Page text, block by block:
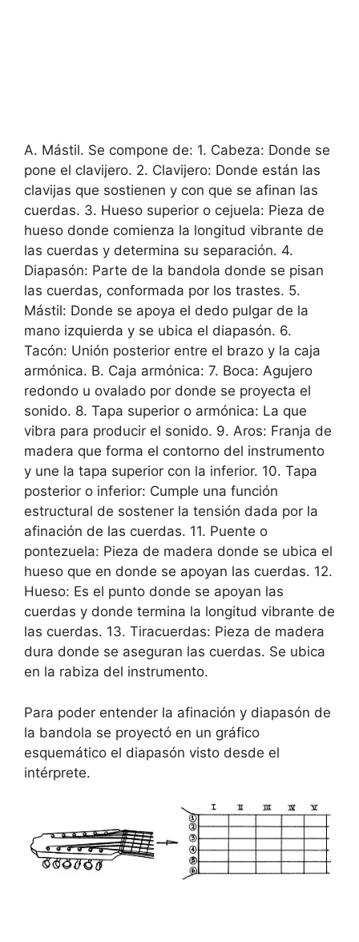
A. Mástil. Se compone de: 1. Cabeza: Donde se
pone el clavijero. 2. Clavijero: Donde están las
clavijas que sostienen y con que se afinan las
cuerdas. 3. Hueso superior o cejuela: Pieza de
hueso donde comienza la longitud vibrante de
las cuerdas y determina su separación. 4.
Diapasón: Parte de la bandola donde se pisan
las cuerdas, conformada por los trastes. 5.
Mástil: Donde se apoya el dedo pulgar de la
mano izquierda y se ubica el diapasón. 6.
Tacón: Unión posterior entre el brazo y la caja
armónica. B. Caja armónica: 7. Boca: Agujero
redondo u ovalado por donde se proyecta el
sonido. 8. Tapa superior o armónica: La que
vibra para producir el sonido. 9. Aros: Franja de
madera que forma el contorno del instrumento
y une la tapa superior con la inferior. 10. Tapa
posterior o inferior: Cumple una función
estructural de sostener la tensión dada por la
afinación de las cuerdas. 11. Puente o
pontezuela: Pieza de madera donde se ubica el
hueso que en donde se apoyan las cuerdas. 12.
Hueso: Es el punto donde se apoyan las
cuerdas y donde termina la longitud vibrante de
las cuerdas. 13. Tiracuerdas: Pieza de madera
dura donde se aseguran las cuerdas. Se ubica
en la rabiza del instrumento.
Para poder entender la afinación y diapasón de
la bandola se proyectó en un gráfico
esquemático el diapasón visto desde el
intérprete.